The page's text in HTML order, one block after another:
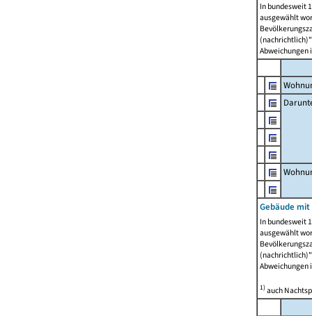
In bundesweit
ausgewählt
Abweichungen
Gebäude
In bundesweit
ausgewählt
Abweichungen
1)auch